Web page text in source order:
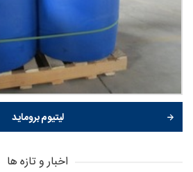
لیتیوم بروماید
اخبار و تازه ها